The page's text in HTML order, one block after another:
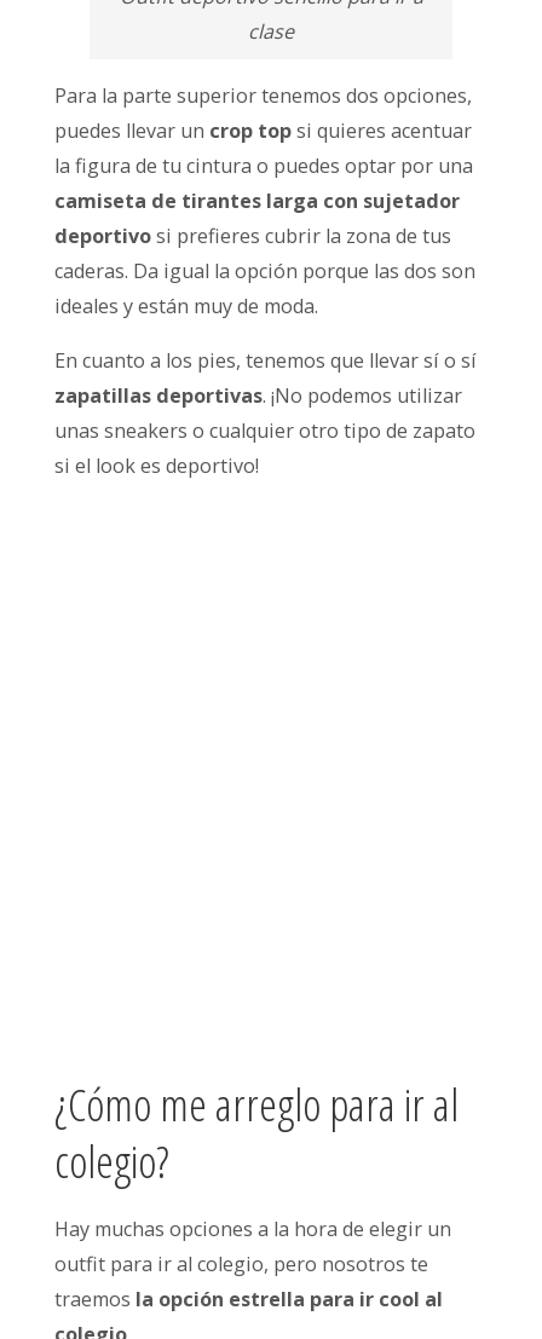
clase
Para la parte superior tenemos dos opciones,
puedes llevar un crop topsi quieres acentuar
la figura de tu cintura o puedes optar por una
camiseta de tirantes larga con sujetador
deportivosi prefieres cubrir la zona de tus
caderas. Da igual la opción porque las dos son
ideales y están muy de moda.
En cuanto a los pies, tenemos que llevar sí o sí
zapatillas deportivas. ¡No podemos utilizar
unas sneakers o cualquier otro tipo de zapato
si el look es deportivo!
¿Cómo me arreglo para ir al
colegio?
Hay muchas opciones a la hora de elegir un
outfit para ir al colegio, pero nosotros te
traemos la opción estrella para ir cool al